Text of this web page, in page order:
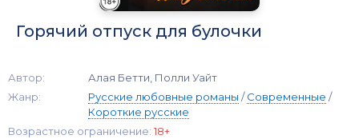
Горячий отпуск для булочки
Автор:
Алая Бетти, Полли Уайт
Жанр:
Русские любовные романы /Современные /
Короткие русские
Возрастное ограничение: 18+